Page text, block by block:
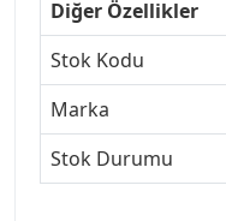
Diğer Özellikler
Stok Kodu
Marka
Stok Durumu